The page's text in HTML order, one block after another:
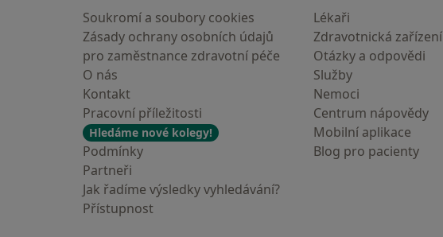
Soukromí a soubory cookies
Zásady ochrany osobních údajů
pro zaměstnance zdravotní péče
O nás
Kontakt
Pracovní příležitosti
Hledáme nové kolegy!
Podmínky
Partneři
Jak řadíme výsledky vyhledávání?
Přístupnost
Lékaři
Zdravotnická zařízení
Otázky a odpovědi
Služby
Nemoci
Centrum nápovědy
Mobilní aplikace
Blog pro pacienty